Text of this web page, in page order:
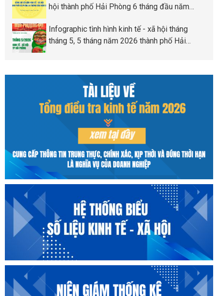
hội thành phố Hải Phòng 6 tháng đầu năm
Infographic tình hình kinh tế - xã hội tháng
tháng 5, 5 tháng năm 2026 thành phố Hải